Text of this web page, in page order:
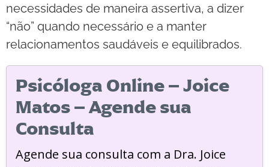
necessidades de maneira assertiva, a dizer
“não” quando necessário e a manter
relacionamentos saudáveis e equilibrados.
Psicóloga Online – Joice
Matos – Agende sua
Consulta
Agende sua consulta com a Dra. Joice